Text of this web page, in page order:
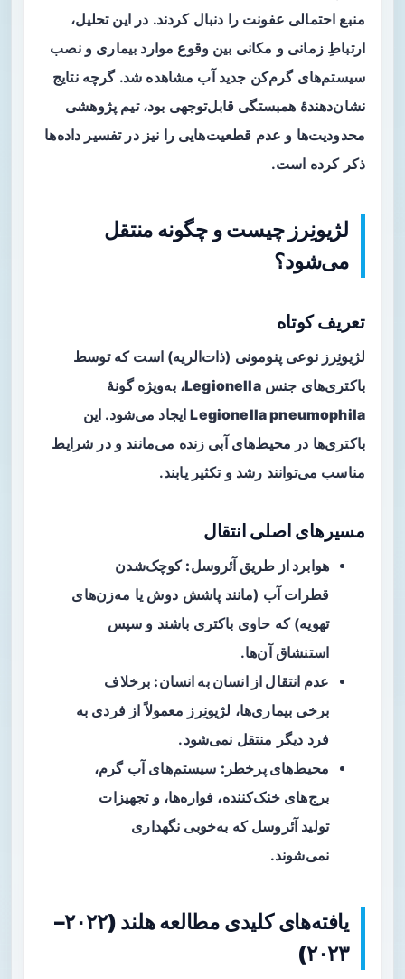
منبع احتمالی عفونت را دنبال کردند. در این تحلیل،
ارتباطِ زمانی و مکانی بین وقوع موارد بیماری و نصب
سیستم‌های گرم‌کن جدید آب مشاهده شد. گرچه نتایج
نشان‌دهندهٔ همبستگی قابل‌توجهی بود، تیم پژوهشی
محدودیت‌ها و عدم قطعیت‌هایی را نیز در تفسیر داده‌ها
ذکر کرده است.
لژیونِرز چیست و چگونه منتقل
می‌شود؟
تعریف کوتاه
لژیونِرز نوعی پنومونی (ذات‌الریه) است که توسط
باکتری‌های جنسLegionella، به‌ویژه گونهٔ
Legionella pneumophilaایجاد می‌شود. این
باکتری‌ها در محیط‌های آبی زنده می‌مانند و در شرایط
مناسب می‌توانند رشد و تکثیر یابند.
مسیرهای اصلی انتقال
هوابرد از طریق آئروسل: کوچک‌شدن
قطرات آب (مانند پاشش دوش یا مه‌زن‌های
تهویه) که حاوی باکتری باشند و سپس
استنشاق آن‌ها.
عدم انتقال از انسان به انسان: برخلاف
برخی بیماری‌ها، لژیونِرز معمولاً از فردی به
فرد دیگر منتقل نمی‌شود.
محیط‌های پرخطر: سیستم‌های آب گرم،
برج‌های خنک‌کننده، فواره‌ها، و تجهیزات
تولید آئروسل که به‌خوبی نگهداری
نمی‌شوند.
یافته‌های کلیدی مطالعه هلند (۲۰۲۲–
۲۰۲۳)